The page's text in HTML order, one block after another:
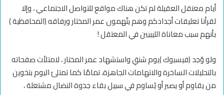
أيام معتقل العقيلة لم تكن هناك مواقع للتواصل الاجتماعي ، وإلا
لقرأنا تعليقات أجدادكم وهم يتّهمون عمر المختار ورفاقه (المحافظية )
بأنهم سبب معاناة الليبيين في المعتقل !
ولو وُجد (فيسبوك )يوم شنقِ واستشهاد عمر المختار ، لامتلأت صفحاته
بالتحليلات الساخرة والاتهامات الجاهزة، تمامًا كما تمتلئ اليوم بتخوين
من يقاوم أو يصبر أو يُساوم في سبيل بقاء جذوة النضال مشتعلة ،